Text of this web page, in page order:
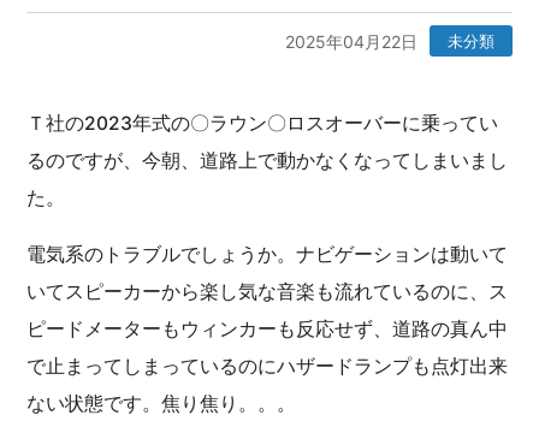
2025年04月22日 未分類
Ｔ社の2023年式の〇ラウン〇ロスオーバーに乗ってい
るのですが、今朝、道路上で動かなくなってしまいまし
た。
電気系のトラブルでしょうか。ナビゲーションは動いて
いてスピーカーから楽し気な音楽も流れているのに、ス
ピードメーターもウィンカーも反応せず、道路の真ん中
で止まってしまっているのにハザードランプも点灯出来
ない状態です。焦り焦り。。。